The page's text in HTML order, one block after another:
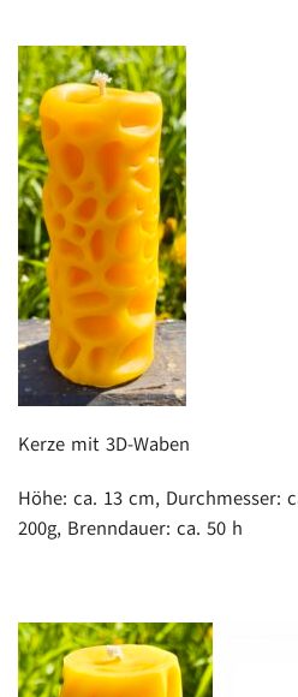
Kerze mit 3D-Waben
Höhe: ca. 13 cm, Durchmesser:
200g, Brenndauer: ca. 50 h